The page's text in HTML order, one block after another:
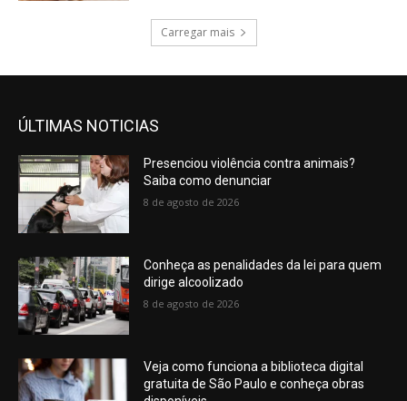
Carregar mais
ÚLTIMAS NOTICIAS
Presenciou violência contra animais?
Saiba como denunciar
8 de agosto de 2026
Conheça as penalidades da lei para quem
dirige alcoolizado
8 de agosto de 2026
Veja como funciona a biblioteca digital
gratuita de São Paulo e conheça obras